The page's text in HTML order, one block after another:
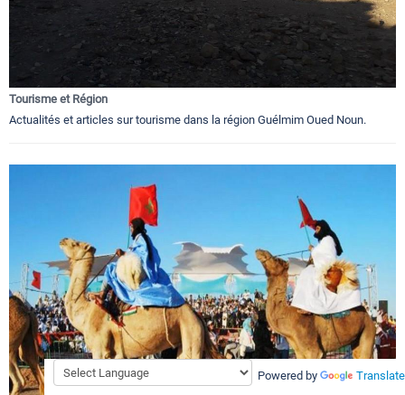
Tourisme et Région
Actualités et articles sur tourisme dans la région Guélmim Oued Noun.
Powered by Translate